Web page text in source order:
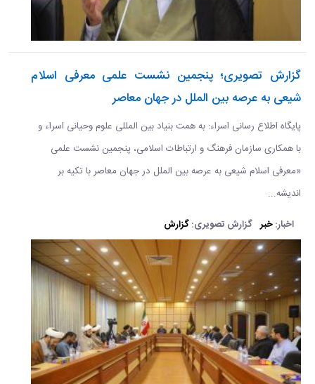
گزارش تصویری؛ پنجمین نشست علمی معرفی اسلام
شیعی به عرصه بین الملل در جهان معاصر
پایگاه اطلاع رسانی اسراء: به همت بنیاد بین المللی علوم وحیانی اسراء و
با همکاری سازمان فرهنگ و ارتباطات اسلامی، پنجمین نشست علمی
«معرفی اسلام شیعی به عرصه بین الملل در جهان معاصر با تکیه بر
اندیشه...
اخبار:خبر گزارش تصویری:گزارش